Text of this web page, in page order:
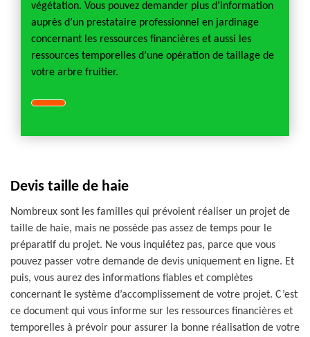
végétation. Vous pouvez demander plus d’information
auprès d’un prestataire professionnel en jardinage
concernant les ressources financières et aussi les
ressources temporelles d’une opération de taillage de
votre arbre fruitier.
Devis taille de haie
Nombreux sont les familles qui prévoient réaliser un projet de
taille de haie, mais ne possède pas assez de temps pour le
préparatif du projet. Ne vous inquiétez pas, parce que vous
pouvez passer votre demande de devis uniquement en ligne. Et
puis, vous aurez des informations fiables et complètes
concernant le système d’accomplissement de votre projet. C’est
ce document qui vous informe sur les ressources financières et
temporelles à prévoir pour assurer la bonne réalisation de votre